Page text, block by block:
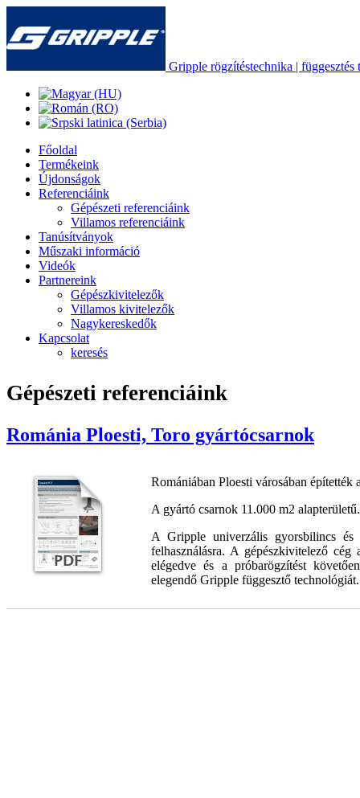
Gripple rögzítéstechnika |
Főoldal
Termékeink
Újdonságok
Referenciáink
Gépészeti referenciáink
Villamos referenciáink
Tanúsítványok
Műszaki információ
Videók
Partnereink
Gépészkivitelezők
Villamos kivitelezők
Nagykereskedők
Kapcsolat
keresés
Gépészeti referenciáink
Románia Ploesti, Toro gyártócsarnok
Romániában Ploesti városában építették
A gyártó csarnok 11.000 m2 alapterületű.
A Gripple univerzális gyorsbilincs
felhasználásra. A gépészkivitelező
elégedve és a próbarögzítést
elegendő Gripple függesztő technológiát.